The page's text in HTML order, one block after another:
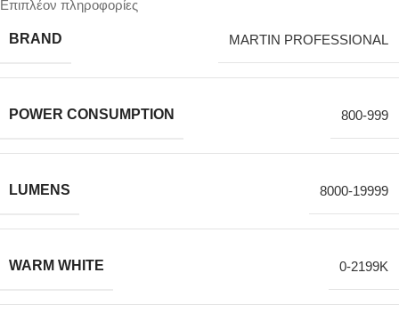
Επιπλέον πληροφορίες
BRAND MARTIN PROFESSIONAL
POWER CONSUMPTION 800-999
LUMENS 8000-19999
WARM WHITE 0-2199K